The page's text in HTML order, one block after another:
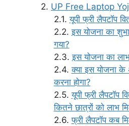
UP Free Laptop
यूपी फ्री लैपटॉप
इस योजना का
गया?
इस योजना का
क्या इस योजना
करना होगा?
यूपी फ्री लैपटॉप
कितने छात्रों को लाभ
फ्री लैपटॉप कब